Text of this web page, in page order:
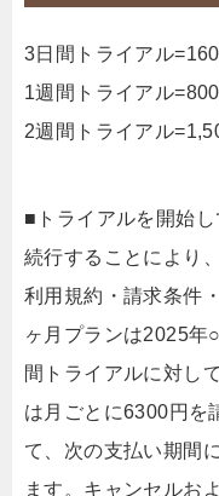
3日間トライアル
1週間トライアル
2週間トライアル
■トライアルを開始
続行することにより
利用規約・請求条件
ヶ月プランは2025年
間トライアルに対し
は月ごとに6300円を
て、次の支払い期間
ます。キャンセルお